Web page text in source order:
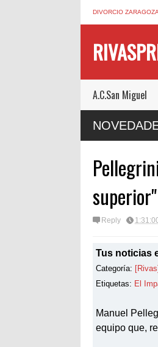
DIVORCIO ZARAGOZA
A.C.San Miguel
UN ESCAPE ROOM DE MUCHO MIEDO EN
superior"
Reply
Tus noticias
Categoría: [Rivas]
Etiquetas: El
Manuel
equipo que,